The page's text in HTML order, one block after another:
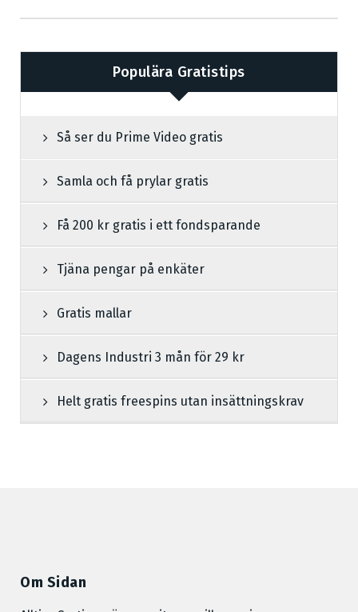
Populära Gratistips
Så ser du Prime Video gratis
Samla och få prylar gratis
Få 200 kr gratis i ett fondsparande
Tjäna pengar på enkäter
Gratis mallar
Dagens Industri 3 mån för 29 kr
Helt gratis freespins utan insättningskrav
Om Sidan